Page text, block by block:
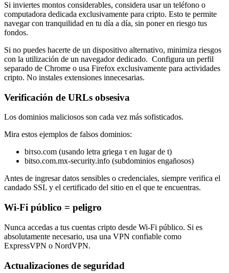
Si inviertes montos considerables, considera usar un teléfono o
computadora dedicada exclusivamente para cripto. Esto te permite
navegar con tranquilidad en tu día a día, sin poner en riesgo tus
fondos.
Si no puedes hacerte de un dispositivo alternativo, minimiza riesgos
con la utilización de un navegador dedicado. Configura un perfil
separado de Chrome o usa Firefox exclusivamente para actividades
cripto. No instales extensiones innecesarias.
Verificación de URLs obsesiva
Los dominios maliciosos son cada vez más sofisticados.
Mira estos ejemplos de falsos dominios:
biτso.com (usando letra griega τ en lugar de t)
bitso.com.mx-security.info (subdominios engañosos)
Antes de ingresar datos sensibles o credenciales, siempre verifica el
candado SSL y el certificado del sitio en el que te encuentras.
Wi-Fi público = peligro
Nunca accedas a tus cuentas cripto desde Wi-Fi público. Si es
absolutamente necesario, usa una VPN confiable como
ExpressVPN o NordVPN.
Actualizaciones de seguridad